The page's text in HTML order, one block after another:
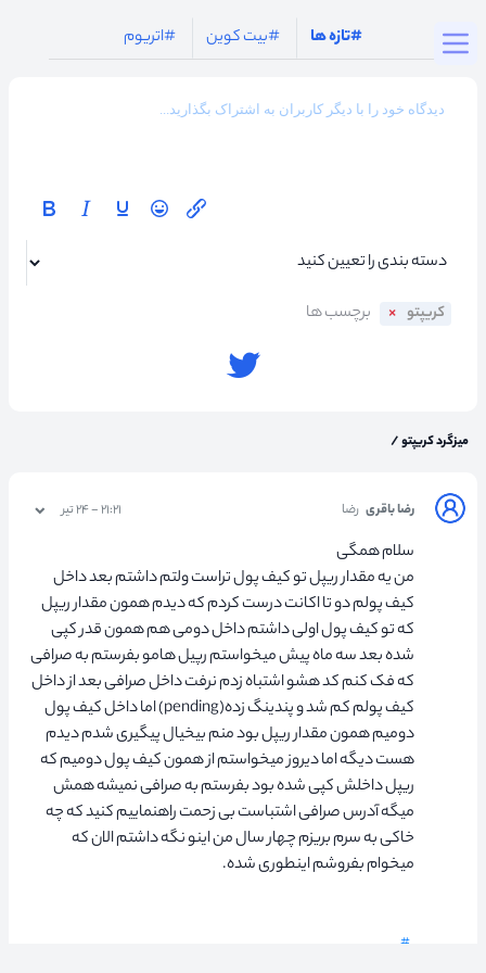
#تازه ها #بیت کوین #اتریوم
کریپتو
میزگرد کریپتو/
رضا باقری رضا ۲۱:۲۱ - ۲۴ تیر
سلام همگی
من یه مقدار ریپل تو کیف پول تراست ولتم داشتم بعد داخل
کیف پولم دو تا اکانت درست کردم که دیدم همون مقدار ریپل
که تو کیف پول اولی داشتم داخل دومی هم همون قدر کپی
شده بعد سه ماه پیش میخواستم رپیل هامو بفرستم به صرافی
که فک کنم کد هشو اشتباه زدم نرفت داخل صرافی بعد از داخل
کیف پولم کم شد و پندینگ زده(pending) اما داخل کیف پول
دومیم همون مقدار ریپل بود منم بیخیال پیگیری شدم دیدم
هست دیگه اما دیروز میخواستم از همون کیف پول دومیم که
ریپل داخلش کپی شده بود بفرستم به صرافی نمیشه همش
میگه آدرس صرافی اشتباست بی زحمت راهنماییم کنید که چه
خاکی به سرم بریزم چهار سال من اینو نگه داشتم الان که
میخوام بفروشم اینطوری شده.
#